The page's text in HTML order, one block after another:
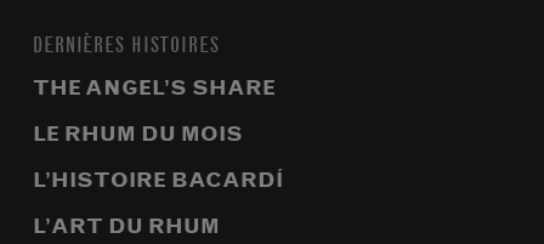
DERNIÈRES HISTOIRES
THE ANGEL’S SHARE
LE RHUM DU MOIS
L’HISTOIRE BACARDÍ
L’ART DU RHUM